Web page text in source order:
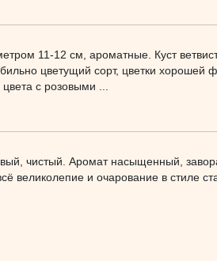
11-12 см, ароматные. Куст
цветущий сорт, цветки хорошей
с розовыми ...
чистый. Аромат насыщенный,
великолепие и очарование в стиле